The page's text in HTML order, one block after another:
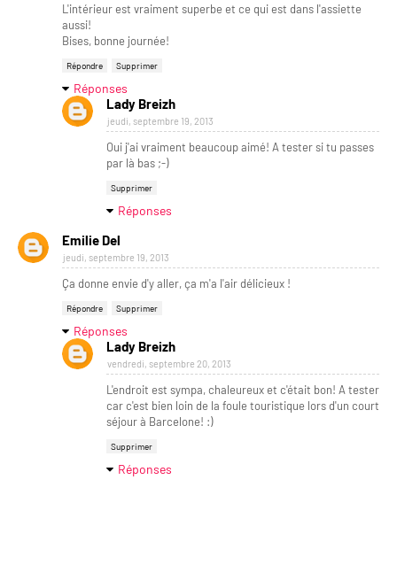
L'intérieur est vraiment superbe et ce qui est dans l'assiette
aussi!
Bises, bonne journée!
Répondre Supprimer
Réponses
Lady Breizh
jeudi, septembre 19, 2013
Oui j'ai vraiment beaucoup aimé! A tester si tu passes
par là bas ;-)
Supprimer
Réponses
Emilie Del
jeudi, septembre 19, 2013
Ça donne envie d'y aller, ça m'a l'air délicieux !
Répondre Supprimer
Réponses
Lady Breizh
vendredi, septembre 20, 2013
L'endroit est sympa, chaleureux et c'était bon! A tester
car c'est bien loin de la foule touristique lors d'un court
séjour à Barcelone! :)
Supprimer
Réponses